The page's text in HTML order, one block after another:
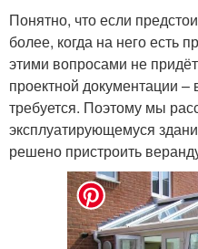
Понятно, что если
более, когда на него есть
этими вопросами не
проектной документации –
требуется. Поэтому мы
эксплуатирующемуся
решено пристроить